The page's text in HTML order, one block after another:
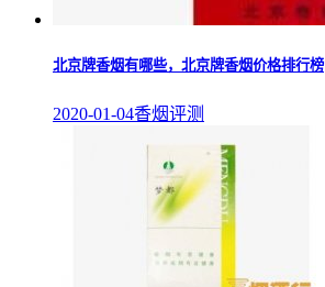
北京牌香烟有哪些，北京牌香烟价格排行榜
2020-01-04香烟评测